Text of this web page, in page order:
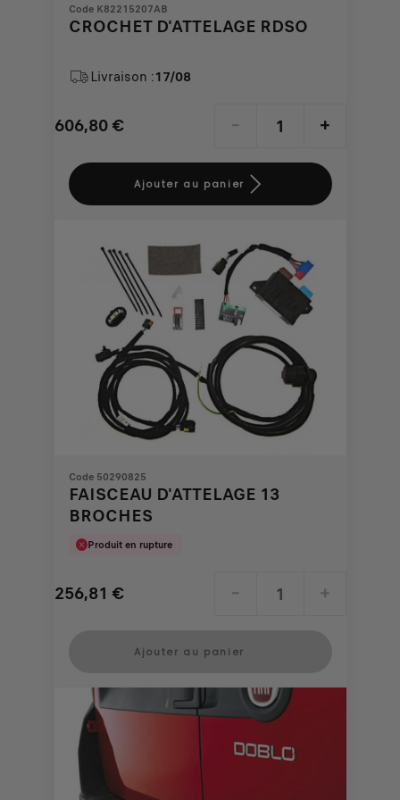
Code K82215207AB
CROCHET D'ATTELAGE RDSO
Livraison :17/08
606,80 €
Price
606,80
- +
Quantity
updated
Ajouter au panier
Code 50290825
FAISCEAU D'ATTELAGE 13
BROCHES
Produit en rupture
256,81 € - +
Ajouter au panier